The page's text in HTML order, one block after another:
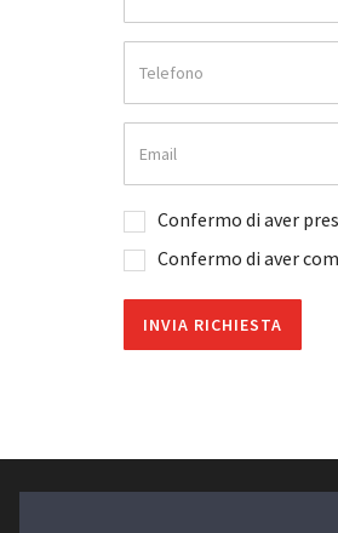
Confermo di aver
Confermo di aver